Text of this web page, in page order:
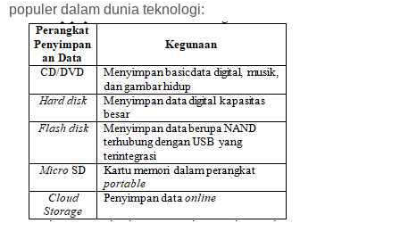
populer dalam dunia teknologi: